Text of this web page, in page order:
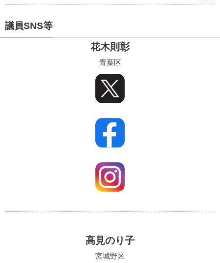
議員SNS等
花木則彰
青葉区
高見のり子
宮城野区